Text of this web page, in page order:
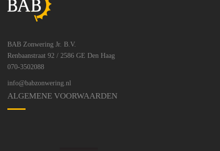
BAB Zonwering Jr. B.V.
Renbaanstraat 92 / 2586 GE Den Haag
070-3502088
info@babzonwering.nl
ALGEMENE VOORWAARDEN